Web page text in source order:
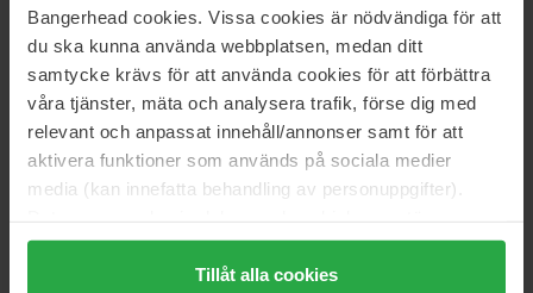
Bangerhead cookies. Vissa cookies är nödvändiga för att
du ska kunna använda webbplatsen, medan ditt
samtycke krävs för att använda cookies för att förbättra
våra tjänster, mäta och analysera trafik, förse dig med
relevant och anpassat innehåll/annonser samt för att
aktivera funktioner som används på sociala medier
media (kan innefatta behandling av personuppgifter).
Genom att trycka på "Tillåt alla cookies" accepterar du
alla cookies, medan du under "Detaljer" kan anpassa
Tillåt alla cookies
270 kr
Normalpris 328 kr
Ikke på lager 450 kr
Normalpris 595 kr
Dr. Ceuracle
Hyal Reyouth Lifting Sheet Mask
30 ml
27 kr
COSRX
Advanced Snail Mucin Power
Activating Hydrogel Mask
3 pcs
135 kr
Biodance